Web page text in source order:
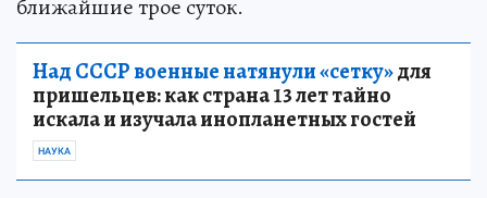
ближайшие трое суток.
Над СССР военные натянули «сетку»для
пришельцев: как страна 13 лет тайно
искала и изучала инопланетных гостей
НАУКА